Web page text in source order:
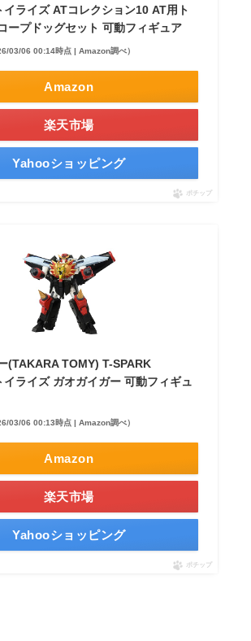
イライズ ATコレクション10 AT用ト
ープドッグセット 可動フィギュア
03/06 00:14時点 | Amazon調べ）
Amazon
楽天市場
Yahooショッピング
ポチップ
(TAKARA TOMY) T-SPARK
イライズ ガオガイガー 可動フィギュ
03/06 00:13時点 | Amazon調べ）
Amazon
楽天市場
Yahooショッピング
ポチップ